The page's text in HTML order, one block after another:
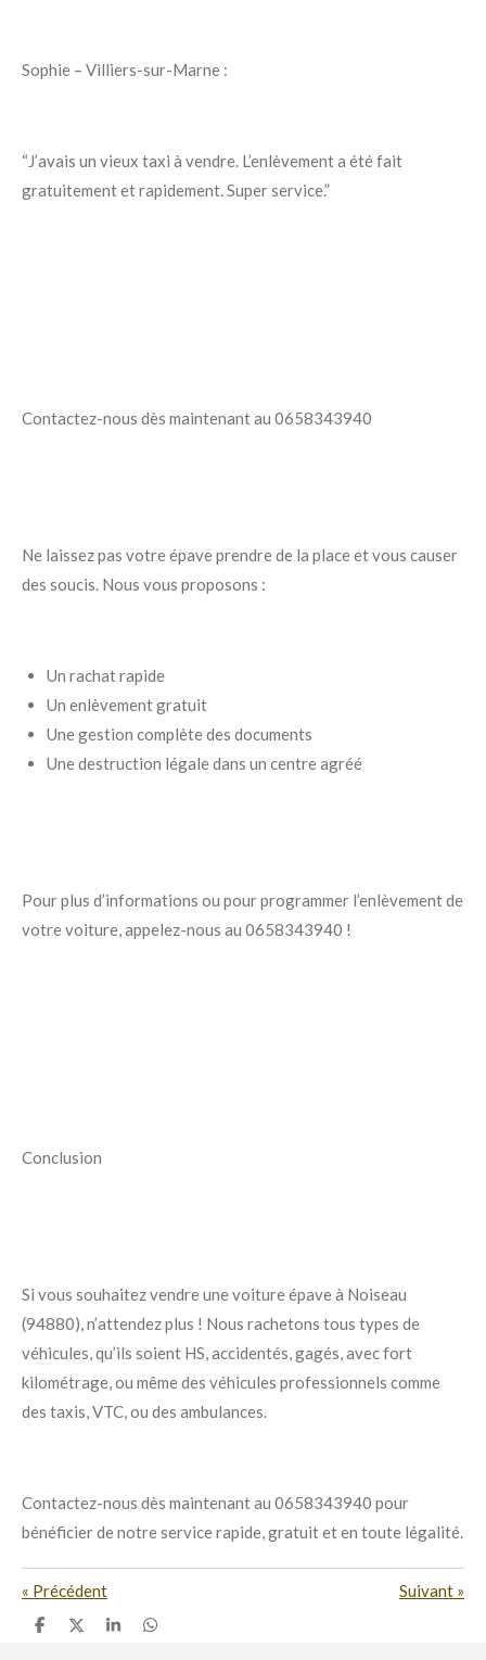
Sophie – Villiers-sur-Marne :
“J’avais un vieux taxi à vendre. L’enlèvement a été fait
gratuitement et rapidement. Super service.”
Contactez-nous dès maintenant au 0658343940
Ne laissez pas votre épave prendre de la place et vous causer
des soucis. Nous vous proposons :
Un rachat rapide
Un enlèvement gratuit
Une gestion complète des documents
Une destruction légale dans un centre agréé
Pour plus d’informations ou pour programmer l’enlèvement de
votre voiture, appelez-nous au 0658343940 !
Conclusion
Si vous souhaitez vendre une voiture épave à Noiseau
(94880), n’attendez plus ! Nous rachetons tous types de
véhicules, qu’ils soient HS, accidentés, gagés, avec fort
kilométrage, ou même des véhicules professionnels comme
des taxis, VTC, ou des ambulances.
Contactez-nous dès maintenant au 0658343940 pour
bénéficier de notre service rapide, gratuit et en toute légalité.
« Précédent Suivant »
P
P
P
P